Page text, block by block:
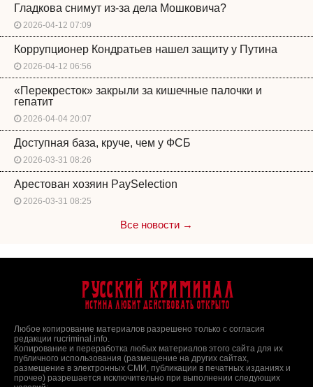
Гладкова снимут из-за дела Мошковича?
2026-04-12 07:09
Коррупционер Кондратьев нашел защиту у Путина
2026-04-12 06:56
«Перекресток» закрыли за кишечные палочки и
гепатит
2026-04-04 20:07
Доступная база, круче, чем у ФСБ
2026-03-31 08:26
Арестован хозяин PaySelection
2026-03-31 08:25
Все новости →
Русский Криминал
Истина любит действовать открыто
Любое копирование материалов разрешено только с согласия
редакции rucriminal.info.
Копирование и переработка любых материалов этого сайта для их
публичного использования (размещение на других сайтах,
размещение в электронных СМИ, публикации в печатных изданиях и
прочее) разрешается исключительно при выполнении следующих